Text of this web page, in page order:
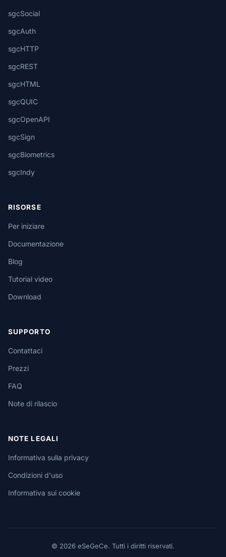
sgcSocial
sgcAuth
sgcHTTP
sgcREST
sgcHTML
sgcQUIC
sgcOpenAPI
sgcSign
sgcBiometrics
sgcIndy
RISORSE
Per iniziare
Documentazione
Blog
Tutorial video
Download
SUPPORTO
Contattaci
Prezzi
FAQ
Note di rilascio
NOTE LEGALI
Informativa sulla privacy
Condizioni d'uso
Informativa sui cookie
© 2026 eSeGeCe. Tutti i diritti riservati.